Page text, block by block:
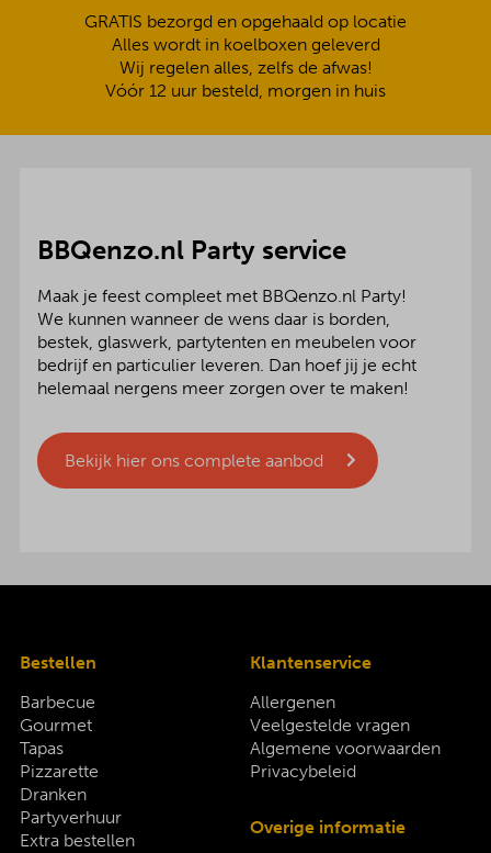
GRATIS bezorgd en opgehaald op locatie
Alles wordt in koelboxen geleverd
Wij regelen alles, zelfs de afwas!
Vóór 12 uur besteld, morgen in huis
BBQenzo.nl Party service
Maak je feest compleet met BBQenzo.nl Party!
We kunnen wanneer de wens daar is borden,
bestek, glaswerk, partytenten en meubelen voor
bedrijf en particulier leveren. Dan hoef jij je echt
helemaal nergens meer zorgen over te maken!
Bekijk hier ons complete aanbod
Bestellen
Barbecue
Gourmet
Tapas
Pizzarette
Dranken
Partyverhuur
Extra bestellen
Klantenservice
Allergenen
Veelgestelde vragen
Algemene voorwaarden
Privacybeleid
Overige informatie